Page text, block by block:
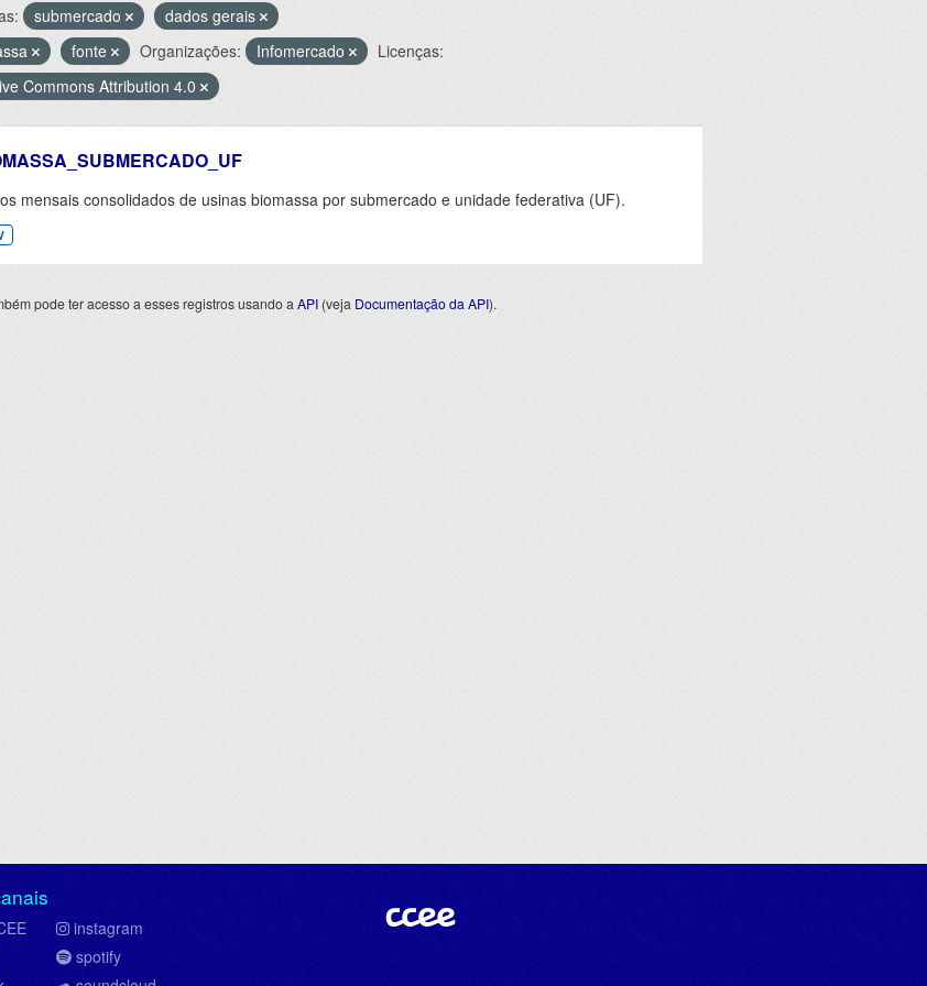
submercado
dados gerais
fonte Organizações: Infomercado
Licenças:
Commons Attribution 4.0
mensais consolidados de usinas biomassa por submercado e unidade federativa (UF).
pode ter acesso a esses registros usando a API (veja Documentação da API).
instagram
spotify